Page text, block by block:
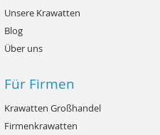
Unsere Krawatten
Blog
Über uns
Für Firmen
Krawatten Großhandel
Firmenkrawatten